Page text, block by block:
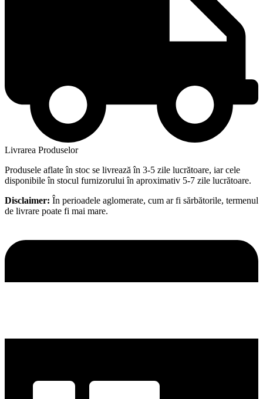
Livrarea Produselor
Produsele aflate în stoc se livrează în 3-5 zile lucrătoare, iar cele
disponibile în stocul furnizorului în aproximativ 5-7 zile lucrătoare.
Disclaimer: În perioadele aglomerate, cum ar fi sărbătorile, termenul
de livrare poate fi mai mare.